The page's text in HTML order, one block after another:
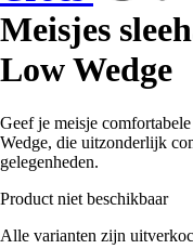
Meisjes
Low Wedge
Geef je meisje
Wedge, die uitzonderlijk
gelegenheden.
Product niet beschikbaar
Alle varianten zijn